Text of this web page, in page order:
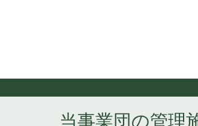
当事業団の管理